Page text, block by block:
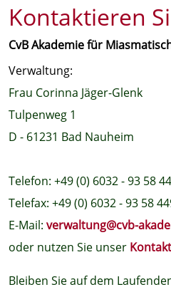
Kontaktieren
CvB Akademie für
Verwaltung:
Frau Corinna Jäger-Glenk
Tulpenweg 1
D - 61231 Bad Nauheim
Telefon: +49 (0) 6032 - 93 58
Telefax: +49 (0) 6032 - 93 58
E-Mail: verwaltung@cvb-
oder nutzen Sie unser
Bleiben Sie auf dem